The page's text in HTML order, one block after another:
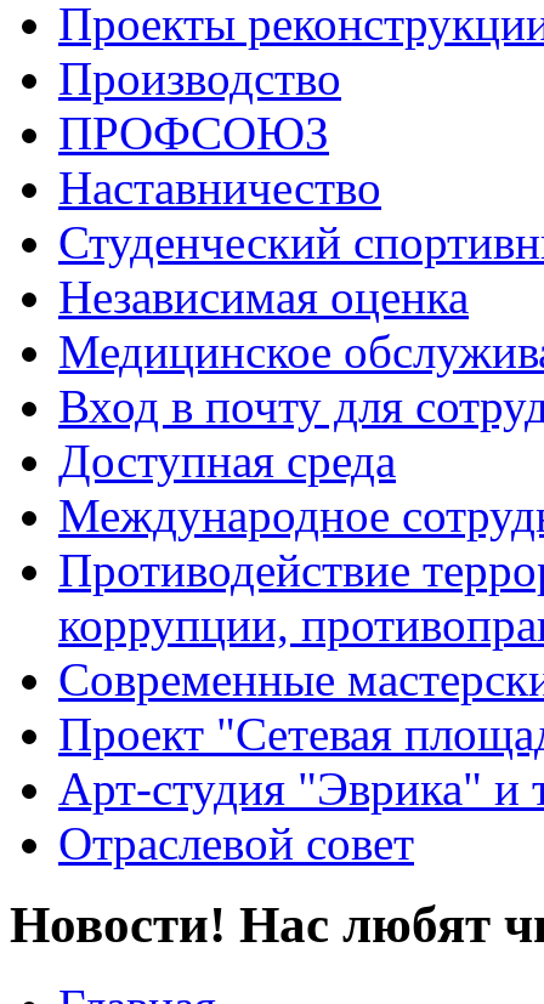
Проекты
Производство
ПРОФСОЮЗ
Наставничество
Студенческий
Независимая оценка
Медицинское
Вход в почту для
Доступная среда
Международное
Противодействие
коррупции,
Современные
Проект "Сетевая
Арт-студия "Эврика" и
Отраслевой совет
Новости! Нас любят